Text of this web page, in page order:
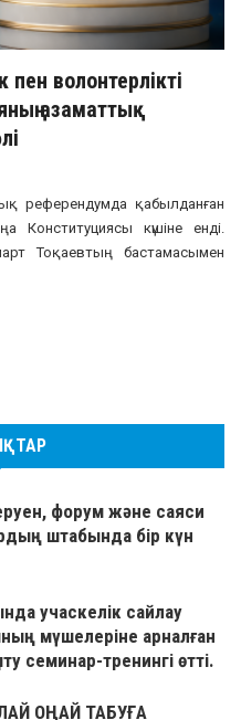
волонтерлікті
азаматтық
референдумда қабылданған
Конституциясы күшіне енді.
Тоқаевтың бастамасымен
форум және саяси
штабында бір күн
учаскелік сайлау
мүшелеріне арналған
семинар-тренингі өтті.
ОҢАЙ ТАБУҒА